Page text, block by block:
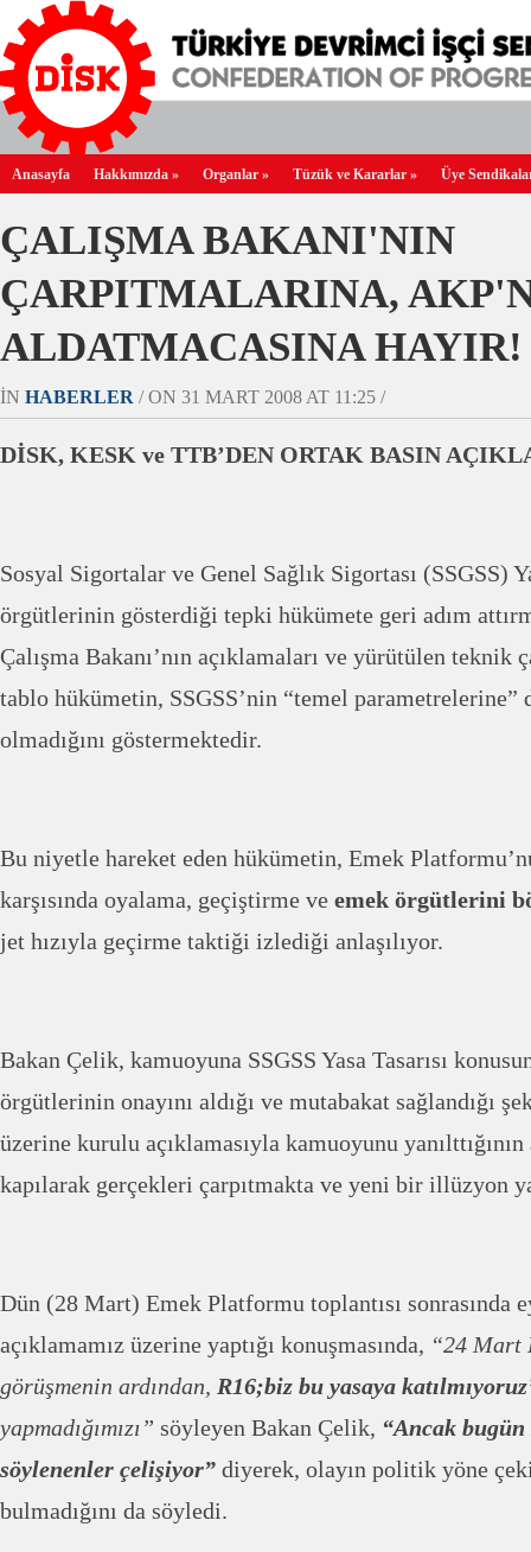
Anasayfa Hakkımızda » Organlar » Tüzük ve Kararlar » Üye
ÇALIŞMA BAKANI'NIN
ÇARPITMALARINA,
ALDATMACASINA HAYIR!
IN HABERLER / ON 31 MART 2008 AT 11:25 /
DİSK, KESK ve TTB’DEN ORTAK BASIN
Sosyal Sigortalar ve Genel Sağlık Sigortası (SSGSS)
örgütlerinin gösterdiği tepki hükümete geri adım
Çalışma Bakanı’nın açıklamaları ve yürütülen teknik
tablo hükümetin, SSGSS’nin “temel parametrelerine”
olmadığını göstermektedir.
Bu niyetle hareket eden hükümetin, Emek
karşısında oyalama, geçiştirme ve emek örgütlerini
jet hızıyla geçirme taktiği izlediği anlaşılıyor.
Bakan Çelik, kamuoyuna SSGSS Yasa Tasarısı
örgütlerinin onayını aldığı ve mutabakat sağlandığı
üzerine kurulu açıklamasıyla kamuoyunu
kapılarak gerçekleri çarpıtmakta ve yeni bir illüzyon
Dün (28 Mart) Emek Platformu toplantısı sonrasında
açıklamamız üzerine yaptığı konuşmasında, “24 Mart
görüşmenin ardından, R16;biz bu yasaya
yapmadığımızı” söyleyen Bakan Çelik, “Ancak
söylenenler çelişiyor” diyerek, olayın politik yöne
bulmadığını da söyledi.